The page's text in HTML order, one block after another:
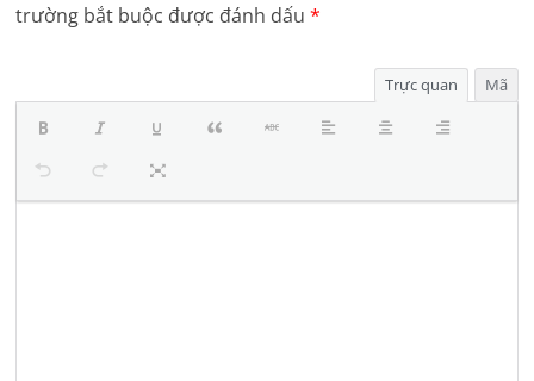
trường bắt buộc được đánh dấu*
Trực quan Mã